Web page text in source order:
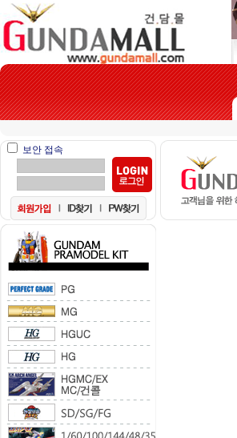
보안 접속